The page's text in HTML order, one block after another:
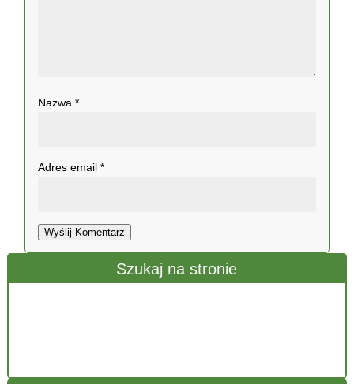
Szukaj na stronie
Nazwa*
Adres email*
Wyślij Komentarz